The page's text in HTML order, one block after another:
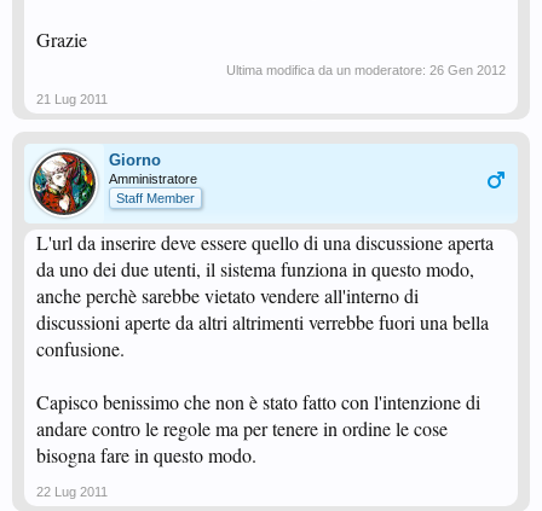
Grazie
Ultima modifica da un moderatore: 26 Gen 2012
21 Lug 2011
Giorno
Amministratore
Staff Member
L'url da inserire deve essere quello di una discussione aperta
da uno dei due utenti, il sistema funziona in questo modo,
anche perchè sarebbe vietato vendere all'interno di
discussioni aperte da altri altrimenti verrebbe fuori una bella
confusione.
Capisco benissimo che non è stato fatto con l'intenzione di
andare contro le regole ma per tenere in ordine le cose
bisogna fare in questo modo.
22 Lug 2011